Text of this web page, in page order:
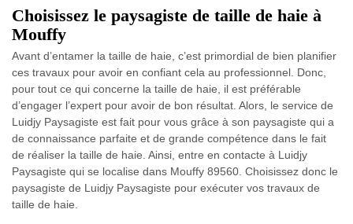
Choisissez le paysagiste de taille de haie à
Mouffy
Avant d’entamer la taille de haie, c’est primordial de bien planifier
ces travaux pour avoir en confiant cela au professionnel. Donc,
pour tout ce qui concerne la taille de haie, il est préférable
d’engager l’expert pour avoir de bon résultat. Alors, le service de
Luidjy Paysagiste est fait pour vous grâce à son paysagiste qui a
de connaissance parfaite et de grande compétence dans le fait
de réaliser la taille de haie. Ainsi, entre en contacte à Luidjy
Paysagiste qui se localise dans Mouffy 89560. Choisissez donc le
paysagiste de Luidjy Paysagiste pour exécuter vos travaux de
taille de haie.